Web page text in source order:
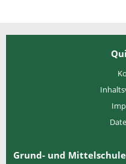
Grund- und